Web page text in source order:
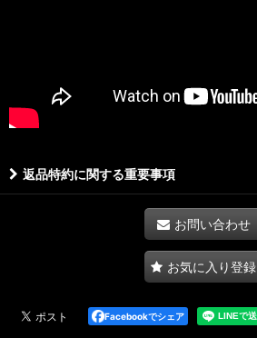
返品特約に関する重要事項
お問い合わせ
お気に入り登録
Facebookでシェア